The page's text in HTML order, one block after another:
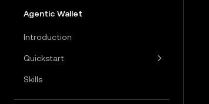
Agentic Wallet
Introduction
Quickstart
Skills